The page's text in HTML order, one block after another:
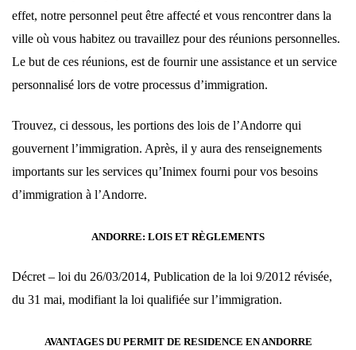
effet, notre personnel peut être affecté et vous rencontrer dans la
ville où vous habitez ou travaillez pour des réunions personnelles.
Le but de ces réunions, est de fournir une assistance et un service
personnalisé lors de votre processus d’immigration.
Trouvez, ci dessous, les portions des lois de l’Andorre qui
gouvernent l’immigration. Après, il y aura des renseignements
importants sur les services qu’Inimex fourni pour vos besoins
d’immigration à l’Andorre.
ANDORRE: LOIS ET RÈGLEMENTS
Décret – loi du 26/03/2014, Publication de la loi 9/2012 révisée,
du 31 mai, modifiant la loi qualifiée sur l’immigration.
AVANTAGES DU PERMIT DE RESIDENCE EN ANDORRE